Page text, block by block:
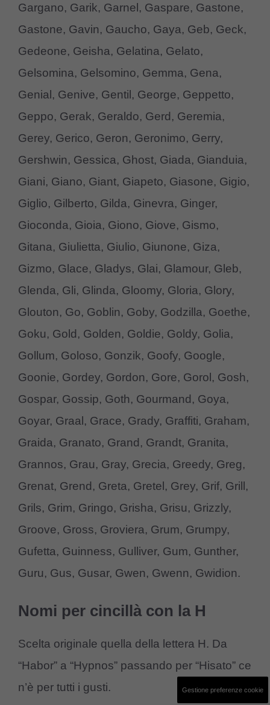
Gargano, Garik, Garnel, Gaspare, Gastone,
Gastone, Gavin, Gaucho, Gaya, Geb, Geck,
Gedeone, Geisha, Gelatina, Gelato,
Gelsomina, Gelsomino, Gemma, Gena,
Genial, Genive, Gentil, George, Geppetto,
Geppo, Gerak, Geraldo, Gerd, Geremia,
Gerey, Gerico, Geron, Geronimo, Gerry,
Gershwin, Gessica, Ghost, Giada, Gianduia,
Giani, Giano, Giant, Giapeto, Giasone, Gigio,
Giglio, Gilberto, Gilda, Ginevra, Ginger,
Gioconda, Gioia, Giono, Giove, Gismo,
Gitana, Giulietta, Giulio, Giunone, Giza,
Gizmo, Glace, Gladys, Glai, Glamour, Gleb,
Glenda, Gli, Glinda, Gloomy, Gloria, Glory,
Glouton, Go, Goblin, Goby, Godzilla, Goethe,
Goku, Gold, Golden, Goldie, Goldy, Golia,
Gollum, Goloso, Gonzik, Goofy, Google,
Goonie, Gordey, Gordon, Gore, Gorol, Gosh,
Gospar, Gossip, Goth, Gourmand, Goya,
Goyar, Graal, Grace, Grady, Graffiti, Graham,
Graida, Granato, Grand, Grandt, Granita,
Grannos, Grau, Gray, Grecia, Greedy, Greg,
Grenat, Grend, Greta, Gretel, Grey, Grif, Grill,
Grils, Grim, Gringo, Grisha, Grisu, Grizzly,
Groove, Gross, Groviera, Grum, Grumpy,
Gufetta, Guinness, Gulliver, Gum, Gunther,
Guru, Gus, Gusar, Gwen, Gwenn, Gwidion.
Nomi per cincillà con la H
Scelta originale quella della lettera H. Da
“Habor” a “Hypnos” passando per “Hisato” ce
n’è per tutti i gusti.
Gestione preferenze cookie